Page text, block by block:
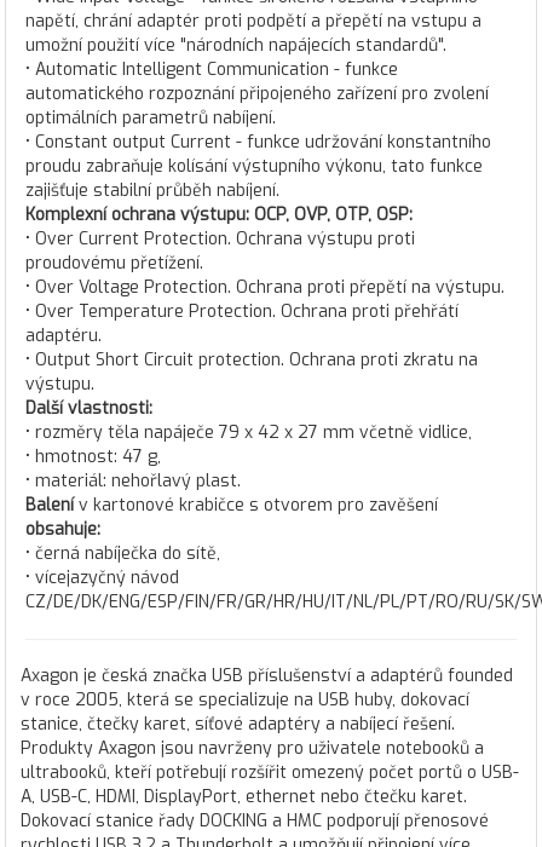
napětí, chrání adaptér proti podpětí a přepětí na vstupu a
umožní použití více "národních napájecích standardů".
• Automatic Intelligent Communication - funkce
automatického rozpoznání připojeného zařízení pro zvolení
optimálních parametrů nabíjení.
• Constant output Current - funkce udržování konstantního
proudu zabraňuje kolísání výstupního výkonu, tato funkce
zajišťuje stabilní průběh nabíjení.
Komplexní ochrana výstupu: OCP, OVP, OTP, OSP:
• Over Current Protection. Ochrana výstupu proti
proudovému přetížení.
• Over Voltage Protection. Ochrana proti přepětí na výstupu.
• Over Temperature Protection. Ochrana proti přehřátí
adaptéru.
• Output Short Circuit protection. Ochrana proti zkratu na
výstupu.
Další vlastnosti:
• rozměry těla napáječe 79 x 42 x 27 mm včetně vidlice,
• hmotnost: 47 g,
• materiál: nehořlavý plast.
Balenív kartonové krabičce s otvorem pro zavěšení
obsahuje:
• černá nabíječka do sítě,
• vícejazyčný návod
CZ/DE/DK/ENG/ESP/FIN/FR/GR/HR/HU/IT/NL/PL/PT/RO/RU/SK/
Axagon je česká značka USB příslušenství a adaptérů founded
v roce 2005, která se specializuje na USB huby, dokovací
stanice, čtečky karet, síťové adaptéry a nabíjecí řešení.
Produkty Axagon jsou navrženy pro uživatele notebooků a
ultrabooků, kteří potřebují rozšířit omezený počet portů o USB-
A, USB-C, HDMI, DisplayPort, ethernet nebo čtečku karet.
Dokovací stanice řady DOCKING a HMC podporují přenosové